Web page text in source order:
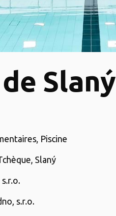
Slaný
Piscine
Slaný
s.r.o.